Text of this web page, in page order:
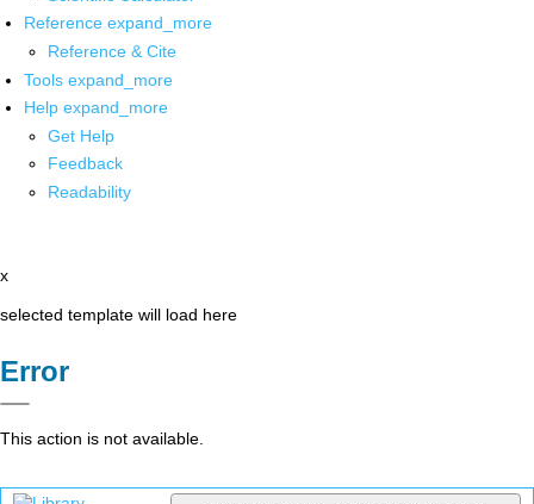
Reference expand_more
Reference & Cite
Tools expand_more
Help expand_more
Get Help
Feedback
Readability
x
selected template will load here
Error
This action is not available.